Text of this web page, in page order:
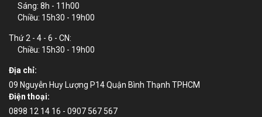
Sáng: 8h - 11h00
Chiều: 15h30 - 19h00
Thứ 2 - 4 - 6 - CN:
Chiều: 15h30 - 19h00
Địa chỉ:
09 Nguyễn Huy Lượng P14 Quận Bình Thạnh TPHCM
Điện thoại:
0898 12 14 16 - 0907 567 567